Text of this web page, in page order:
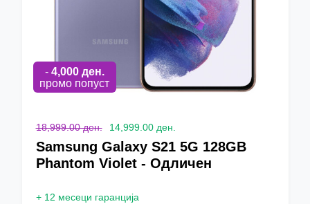
- 4,000ден.
промо попуст
18,999.00 ден. 14,999.00 ден.
Samsung Galaxy S21 5G 128GB
Phantom Violet - Одличен
+ 12 месеци гаранција